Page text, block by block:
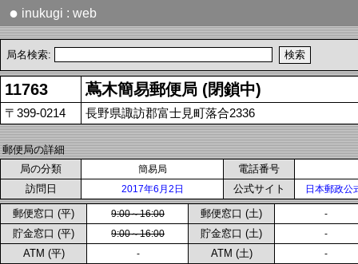
● inukugi : web
局名検索:
11763 蔦木簡易郵便局 (閉鎖中)
〒399-0214 長野県諏訪郡富士見町落合2336
郵便局の詳細
局の分類
簡易局
電話番号
訪問日
2017年6月2日 公式サイト 日本郵政公
郵便窓口 (平) 9:00～16:00 郵便窓口 (土) -
貯金窓口 (平) 9:00～16:00 貯金窓口 (土) -
ATM (平) - ATM (土) -